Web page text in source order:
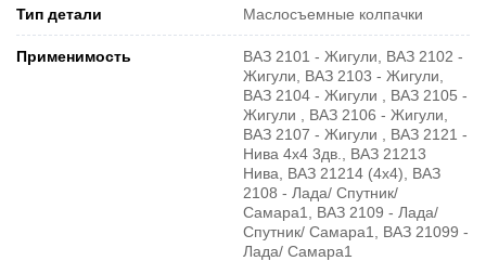
Тип детали Маслосъемные колпачки
Применимость
ВАЗ 2101 - Жигули, ВАЗ 2102 -
Жигули, ВАЗ 2103 - Жигули,
ВАЗ 2104 - Жигули , ВАЗ 2105 -
Жигули , ВАЗ 2106 - Жигули,
ВАЗ 2107 - Жигули , ВАЗ 2121 -
Нива 4х4 3дв., ВАЗ 21213
Нива, ВАЗ 21214 (4x4), ВАЗ
2108 - Лада/ Спутник/
Самара1, ВАЗ 2109 - Лада/
Спутник/ Самара1, ВАЗ 21099 -
Лада/ Самара1